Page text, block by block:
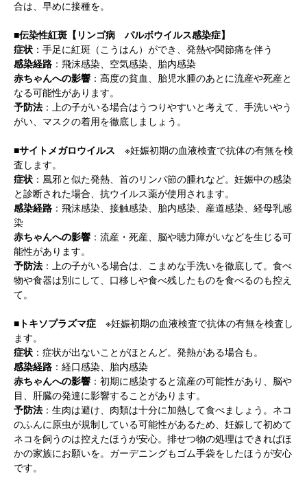
合は、早めに接種を。
■伝染性紅斑【リンゴ病 パルボウイルス感染症】
症状 ：手足に紅斑（こうはん）ができ、発熱や関節痛を伴う
感染経路 ：飛沫感染、空気感染、胎内感染
赤ちゃんへの影響 ：高度の貧血、胎児水腫のあとに流産や死産と
なる可能性があります。
予防法 ：上の子がいる場合はうつりやすいと考えて、手洗いやう
がい、マスクの着用を徹底しましょう。
■サイトメガロウイルス ※妊娠初期の血液検査で抗体の有無を検
査します。
症状 ：風邪と似た発熱、首のリンパ節の腫れなど。妊娠中の感染
と診断された場合、抗ウイルス薬が使用されます。
感染経路 ：飛沫感染、接触感染、胎内感染、産道感染、経母乳感
染
赤ちゃんへの影響 ：流産・死産、脳や聴力障がいなどを生じる可
能性があります。
予防法 ：上の子がいる場合は、こまめな手洗いを徹底して。食べ
物や食器は別にして、口移しや食べ残したものを食べるのも控え
て。
■トキソプラズマ症 ※妊娠初期の血液検査で抗体の有無を検査し
ます。
症状 ：症状が出ないことがほとんど。発熱がある場合も。
感染経路 ：経口感染、胎内感染
赤ちゃんへの影響 ：初期に感染すると流産の可能性があり、脳や
目、肝臓の発達に影響することがあります。
予防法 ：生肉は避け、肉類は十分に加熱して食べましょう。ネコ
のふんに原虫が規制している可能性があるため、妊娠して初めて
ネコを飼うのは控えたほうが安心。排せつ物の処理はできればほ
かの家族にお願いを。ガーデニングもゴム手袋をしたほうが安心
です。